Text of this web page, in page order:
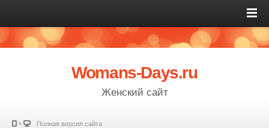
Womans-Days.ru
Женский сайт
Полная версия сайта